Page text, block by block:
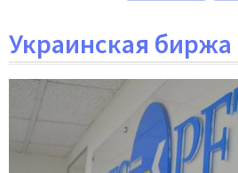
Украинская биржа